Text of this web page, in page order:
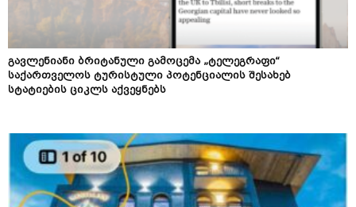
გავლენიანი ბრიტანული გამოცემა „ტელეგრაფი“
საქართველოს ტურისტული პოტენციალის შესახებ
სტატიების ციკლს აქვეყნებს